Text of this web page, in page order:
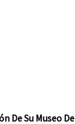
De Su Museo De